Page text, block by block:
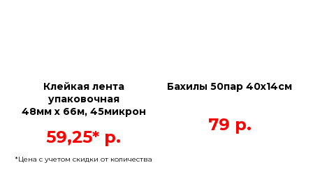
Клейкая лента
упаковочная
48мм х 66м, 45микрон
59,25* р.
*Цена с учетом скидки от количества
Бахилы 50пар 40х14см
79 р.